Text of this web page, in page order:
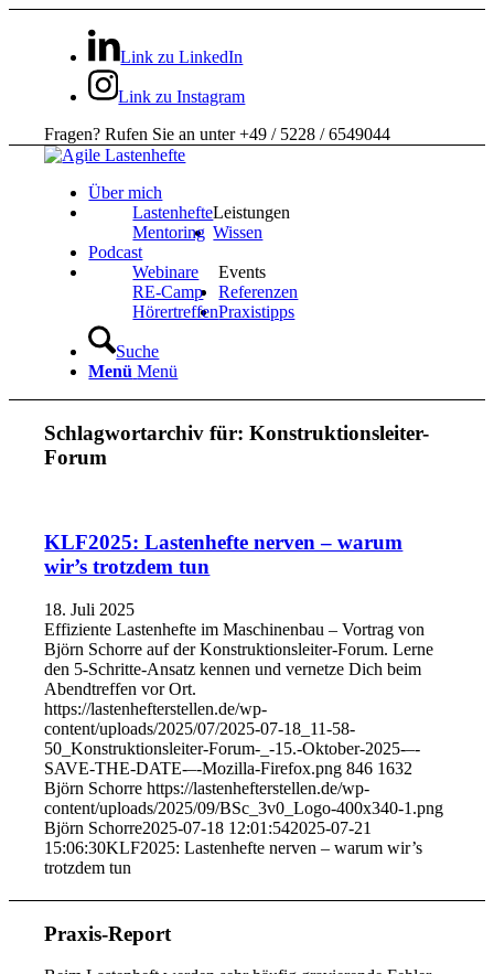
Link zu LinkedIn
Link zu Instagram
Fragen? Rufen Sie an unter +49 / 5228 / 6549044
Über mich
Leistungen
Lastenhefte
Mentoring Wissen
Podcast
Events
Webinare
RE-Camp
Hörertreffen
Referenzen
Praxistipps
Suche
Menü Menü
Schlagwortarchiv für:Konstruktionsleiter-
Forum
KLF2025: Lastenhefte nerven – warum
wir’s trotzdem tun
18. Juli 2025
Effiziente Lastenhefte im Maschinenbau – Vortrag von
Björn Schorre auf der Konstruktionsleiter-Forum. Lerne
den 5-Schritte-Ansatz kennen und vernetze Dich beim
Abendtreffen vor Ort.
https://lastenhefterstellen.de/wp-
content/uploads/2025/07/2025-07-18_11-58-
50_Konstruktionsleiter-Forum-_-15.-Oktober-2025-–-
SAVE-THE-DATE-–-Mozilla-Firefox.png 846 1632
Björn Schorre https://lastenhefterstellen.de/wp-
content/uploads/2025/09/BSc_3v0_Logo-400x340-1.png
Björn Schorre2025-07-18 12:01:542025-07-21
15:06:30KLF2025: Lastenhefte nerven – warum wir’s
trotzdem tun
Praxis-Report